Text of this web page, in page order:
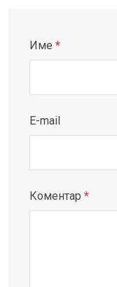
Име *
E-mail
Коментар *